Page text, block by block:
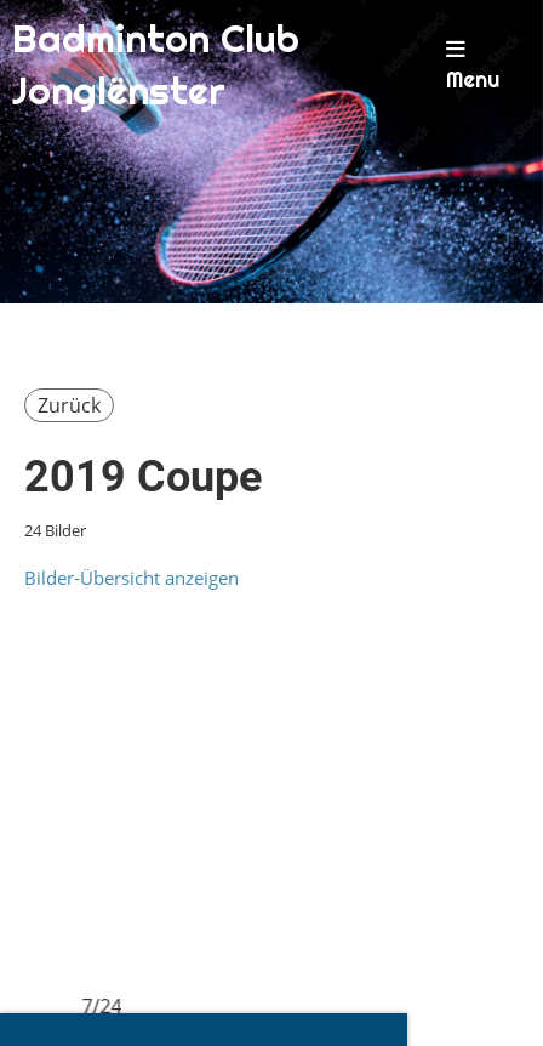
Badminton Club
Jonglënster
Menu
Zurück
2019 Coupe
24 Bilder
Bilder-Übersicht anzeigen
7/24